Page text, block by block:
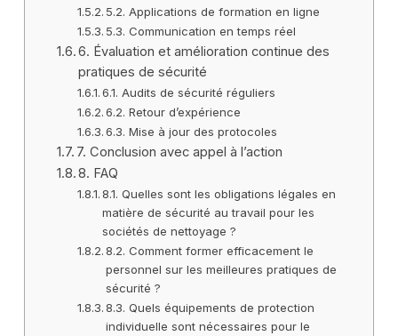
5.2. Applications de formation en ligne
5.3. Communication en temps réel
6. Évaluation et amélioration continue des
pratiques de sécurité
6.1. Audits de sécurité réguliers
6.2. Retour d’expérience
6.3. Mise à jour des protocoles
7. Conclusion avec appel à l’action
8. FAQ
8.1. Quelles sont les obligations légales en
matière de sécurité au travail pour les
sociétés de nettoyage ?
8.2. Comment former efficacement le
personnel sur les meilleures pratiques de
sécurité ?
8.3. Quels équipements de protection
individuelle sont nécessaires pour le